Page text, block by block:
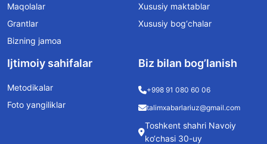
Maqolalar
Grantlar
Bizning jamoa
Xususiy maktablar
Xususiy bog‘chalar
Ijtimoiy sahifalar
Metodikalar
Foto yangiliklar
Biz bilan bog’lanish
+998 91 080 60 06
talimxabarlariuz@gmail.com
Toshkent shahri Navoiy
ko‘chasi 30-uy